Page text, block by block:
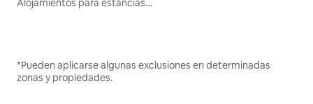
Alojamientos para estancias largas
*Pueden aplicarse algunas exclusiones en determinadas
zonas y propiedades.